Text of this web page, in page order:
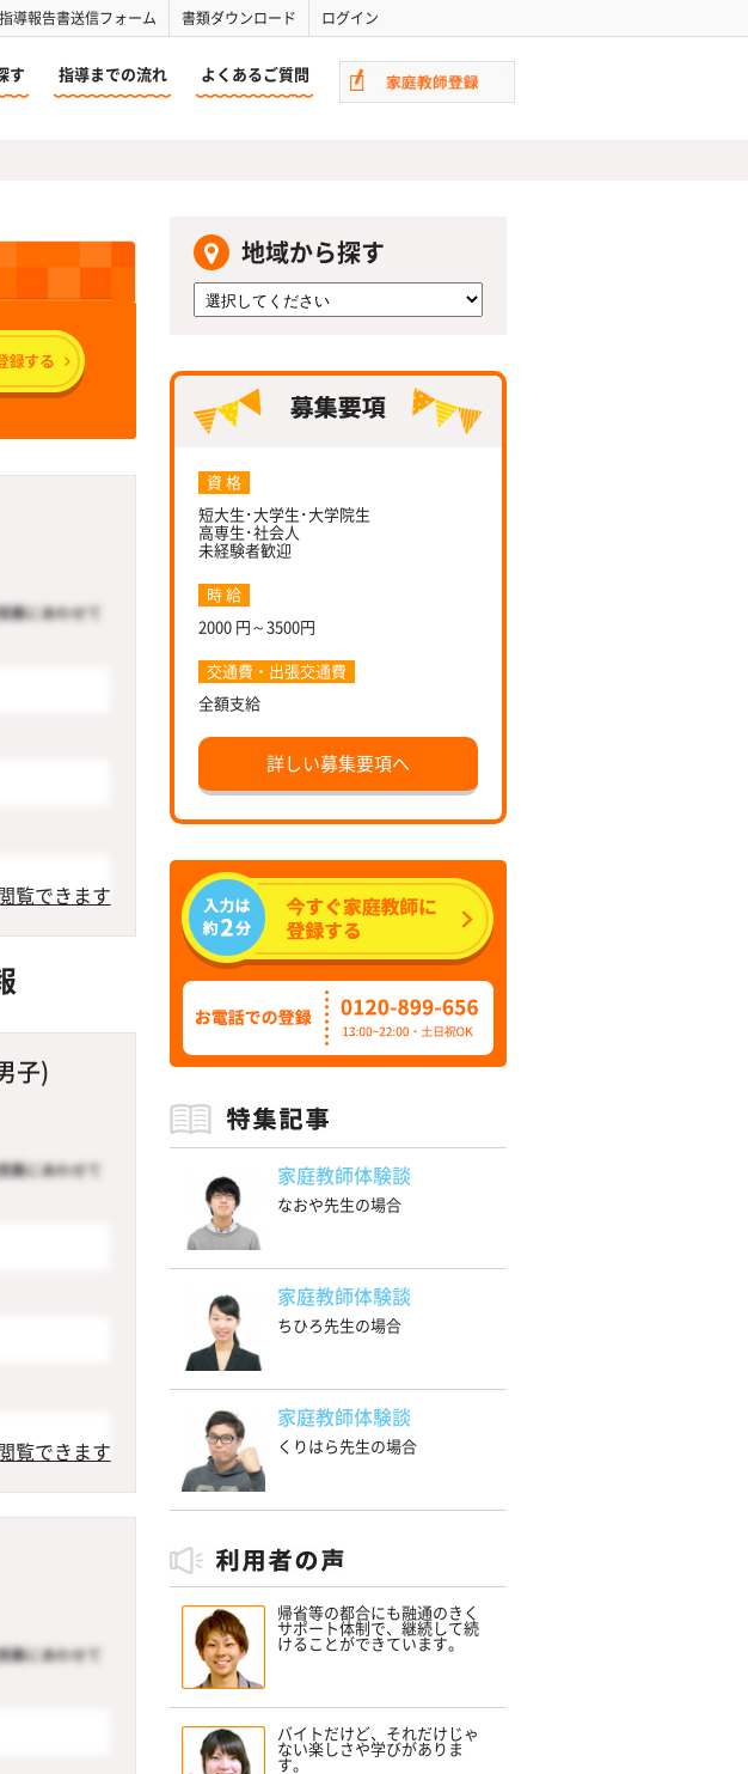
指導報告書送信フォーム 書類ダウンロード ログイン
す 指導までの流れ よくあるご質問
覧できます
子)
覧できます
地域から探す
資 格
短大生･大学生･大学院生
高専生･社会人
未経験者歓迎
時 給
2000 円～3500円
交通費・出張交通費
全額支給
詳しい募集要項へ
家庭教師体験談
なおや先生の場合
家庭教師体験談
ちひろ先生の場合
家庭教師体験談
くりはら先生の場合
帰省等の都合にも融通のきく
サポート体制で、継続して続
けることができています。
バイトだけど、それだけじゃ
ない楽しさや学びがありま
す。